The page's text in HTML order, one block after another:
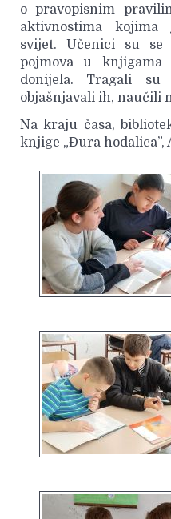
o pravopisnim
aktivnostima
svijet. Učenici su
pojmova u
donijela. Tragali su
objašnjavali ih, naučili
Na kraju časa,
knjige „Đura hodalica”,